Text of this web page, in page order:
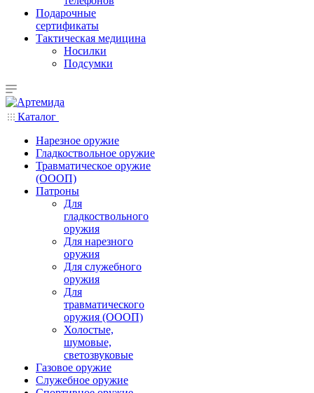
Подарочные
сертификаты
Тактическая медицина
Носилки
Подсумки
Каталог
Нарезное оружие
Гладкоствольное оружие
Травматическое оружие
(ОООП)
Патроны
Для
гладкоствольного
оружия
Для нарезного
оружия
Для служебного
оружия
Для
травматического
оружия (ОООП)
Холостые,
шумовые,
светозвуковые
Газовое оружие
Служебное оружие